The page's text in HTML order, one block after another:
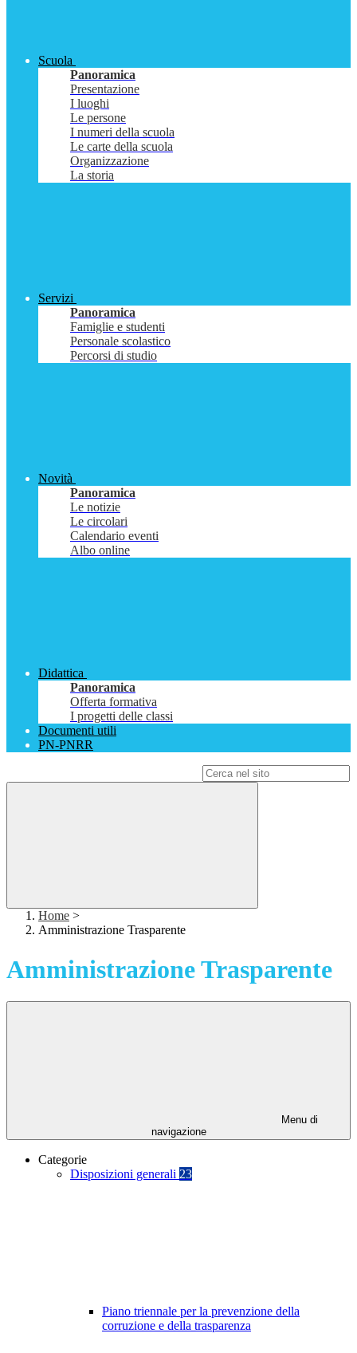
Scuola
Panoramica
Presentazione
I luoghi
Le persone
I numeri della scuola
Le carte della scuola
Organizzazione
La storia
Servizi
Panoramica
Famiglie e studenti
Personale scolastico
Percorsi di studio
Novità
Panoramica
Le notizie
Le circolari
Calendario eventi
Albo online
Didattica
Panoramica
Offerta formativa
I progetti delle classi
Documenti utili
PN-PNRR
Home >
Amministrazione Trasparente
Amministrazione Trasparente
Menu di
navigazione
Categorie
Disposizioni generali 23
Piano triennale per la prevenzione della
corruzione e della trasparenza